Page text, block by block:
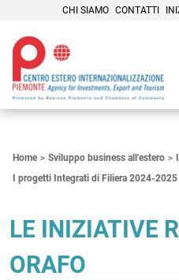
CHI SIAMO CONTATTI
Home Sviluppo business all'estero
I progetti Integrati di Filiera 2024-2025
LE INIZIATIVE
ORAFO